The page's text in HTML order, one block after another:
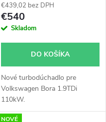
€439,02 bez DPH
€540
Skladom
DO KOŠÍKA
Nové turbodúchadlo pre
Volkswagen Bora 1.9TDi
110kW.
NOVÉ